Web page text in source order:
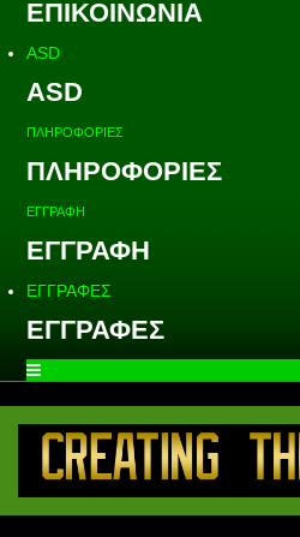
ΕΠΙΚΟΙΝΩΝΙΑ
ASD
ASD
ΠΛΗΡΟΦΟΡΙΕΣ
ΠΛΗΡΟΦΟΡΙΕΣ
ΕΓΓΡΑΦΗ
ΕΓΓΡΑΦΗ
ΕΓΓΡΑΦΕΣ
ΕΓΓΡΑΦΕΣ